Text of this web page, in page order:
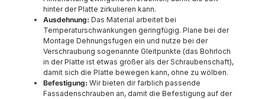
hinter der Platte zirkulieren kann.
Ausdehnung: Das Material arbeitet bei
Temperaturschwankungen geringfügig. Plane bei der
Montage Dehnungsfugen ein und nutze bei der
Verschraubung sogenannte Gleitpunkte (das Bohrloch
in der Platte ist etwas größer als der Schraubenschaft),
damit sich die Platte bewegen kann, ohne zu wölben.
Befestigung: Wir bieten dir farblich passende
Fassadenschrauben an, damit die Befestigung auf der